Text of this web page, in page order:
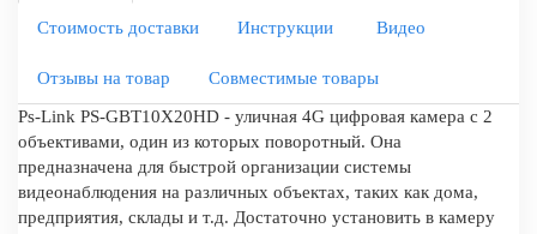
Стоимость доставки Инструкции Видео
Отзывы на товар
Совместимые товары
Ps-Link PS-GBT10X20HD - уличная 4G цифровая камера c 2
объективами, один из которых поворотный. Она
предназначена для быстрой организации системы
видеонаблюдения на различных объектах, таких как дома,
предприятия, склады и т.д. Достаточно установить в камеру